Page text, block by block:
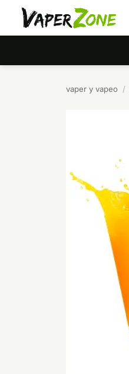
Saltar
contenido
vaper y vapeo /